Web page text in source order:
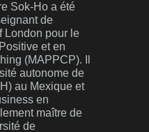
Sok-Ho a été
de
London pour le
et en
(MAPPCP). Il
autonome de
au Mexique et
en
maître de
de